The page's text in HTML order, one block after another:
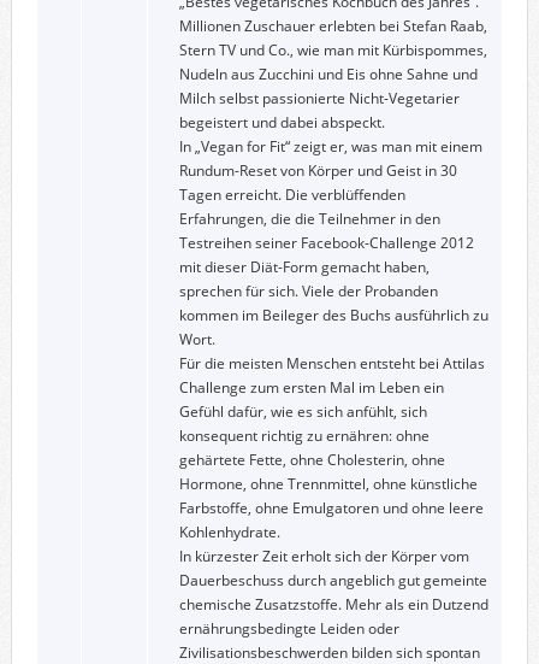
Millionen Zuschauer erlebten bei Stefan Raab,
Stern TV und Co., wie man mit Kürbispommes,
Nudeln aus Zucchini und Eis ohne Sahne und
Milch selbst passionierte Nicht-Vegetarier
begeistert und dabei abspeckt.
In „Vegan for Fit“ zeigt er, was man mit einem
Rundum-Reset von Körper und Geist in 30
Tagen erreicht. Die verblüffenden
Erfahrungen, die die Teilnehmer in den
Testreihen seiner Facebook-Challenge 2012
mit dieser Diät-Form gemacht haben,
sprechen für sich. Viele der Probanden
kommen im Beileger des Buchs ausführlich zu
Wort.
Für die meisten Menschen entsteht bei Attilas
Challenge zum ersten Mal im Leben ein
Gefühl dafür, wie es sich anfühlt, sich
konsequent richtig zu ernähren: ohne
gehärtete Fette, ohne Cholesterin, ohne
Hormone, ohne Trennmittel, ohne künstliche
Farbstoffe, ohne Emulgatoren und ohne leere
Kohlenhydrate.
In kürzester Zeit erholt sich der Körper vom
Dauerbeschuss durch angeblich gut gemeinte
chemische Zusatzstoffe. Mehr als ein Dutzend
ernährungsbedingte Leiden oder
Zivilisationsbeschwerden bilden sich spontan